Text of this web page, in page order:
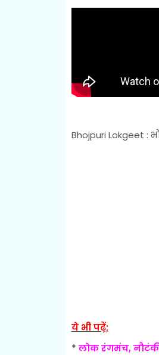
Bhojpuri Lokgeet :
ये भी पढ़ें;
* लोक रंगमंच,